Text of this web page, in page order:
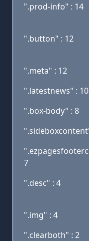
".prod-info" : 14
".button" : 12
".meta" : 12
".latestnews" : 10
".box-body" : 8
7
".desc" : 4
".img" : 4
".clearboth" : 2